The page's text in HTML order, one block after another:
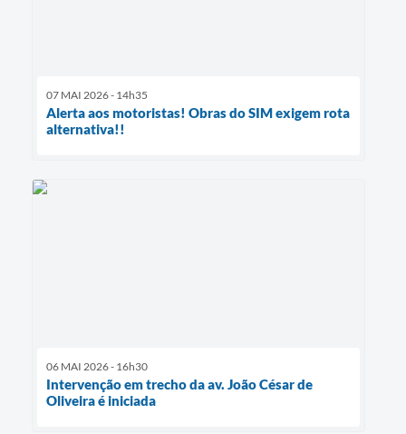
07 MAI 2026 - 14h35
Alerta aos motoristas! Obras do SIM exigem rota
alternativa!!
06 MAI 2026 - 16h30
Intervenção em trecho da av. João César de
Oliveira é iniciada